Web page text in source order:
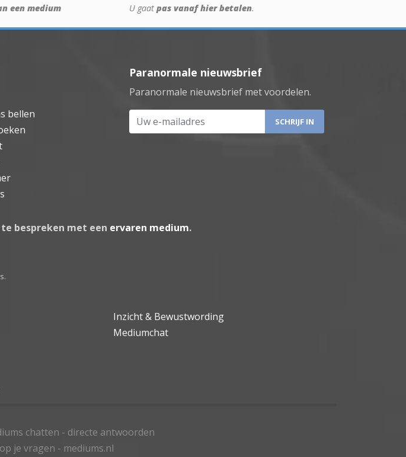
een medium
U gaat pas vanaf hier betalen.
bellen
Paranormale nieuwsbrief
Paranormale nieuwsbrief met voordelen.
Uw e-mailadres
bespreken met een ervaren medium.
Inzicht & Bewustwording
Mediumchat
chatten - directe antwoorden
je vragen - mediums.nl